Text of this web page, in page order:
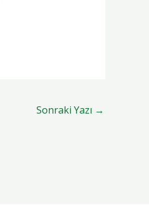
Sonraki Yazı →